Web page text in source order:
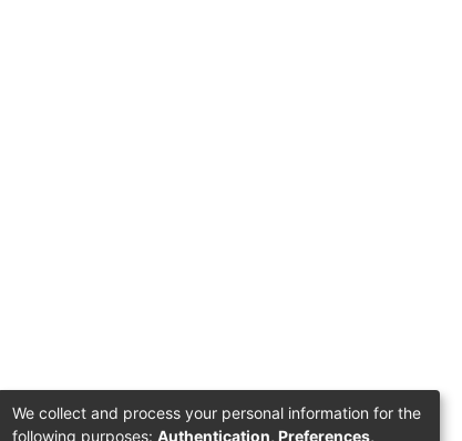
We collect and process your personal information for the
following purposes: Authentication, Preferences,